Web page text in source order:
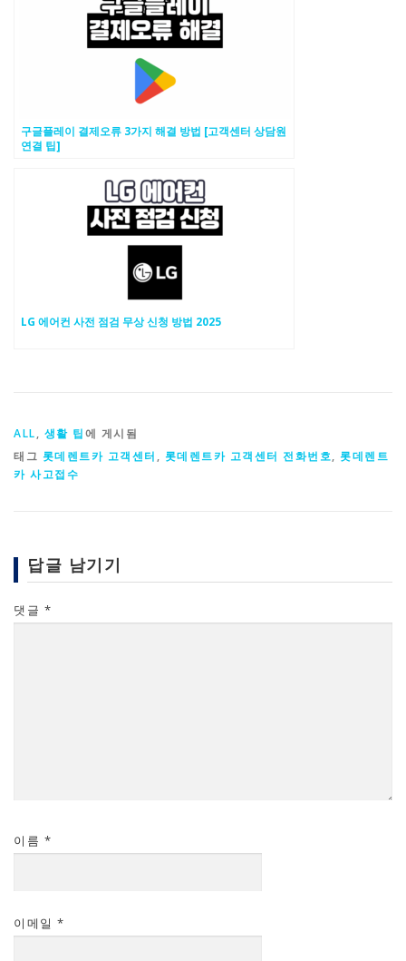
구글플레이 결제오류 3가지 해결 방법 [고객센터 상담원
연결 팁]
LG 에어컨 사전 점검 무상 신청 방법 2025
ALL, 생활 팁에 게시됨
태그 롯데렌트카 고객센터 , 롯데렌트카 고객센터 전화번호, 롯데렌트
카 사고접수
답글 남기기
댓글 *
이름 *
이메일 *